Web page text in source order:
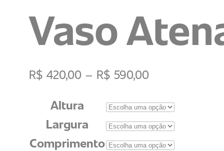
Vaso
R$ 420,00 – R$ 590,00
Altura
Largura
Comprimento